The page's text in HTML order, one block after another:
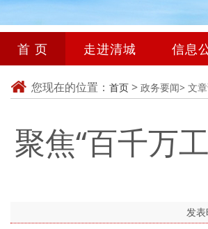
首 页 走进清城 信息
您现在的位置： 首页 > 政务要闻> 文
聚焦“百千万
发表